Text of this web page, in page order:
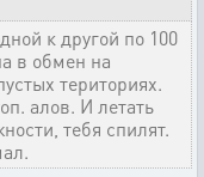
к другой по 100
в обмен на
териториях.
алов. И летать
тебя спилят.